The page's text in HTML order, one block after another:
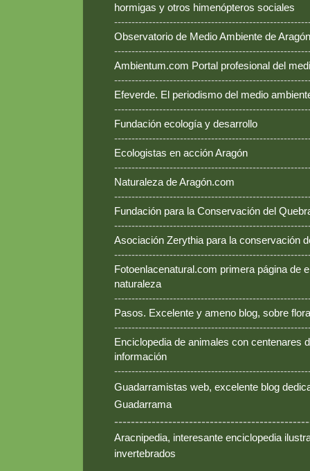
hormigas y otros himenópteros sociales
Observatorio de Medio Ambiente de Aragón
Ambientum.com Portal profesional del
Efeverde. El periodismo del medio
Fundación ecología y desarrollo
Ecologistas en acción Aragón
Naturaleza de Aragón.com
Fundación para la Conservación del
Asociación Zerythia para la conservación
Fotoenlacenatural.com primera página de
naturaleza
Pasos. Excelente y ameno blog, sobre
Enciclopedia de animales con centenares
información
Guadarramistas web, excelente blog
Guadarrama
Aracnipedia, interesante enciclopedia
invertebrados